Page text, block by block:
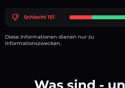
Schlecht 151
Diese Informationen dienen nur zu
Informationszwecken.
Was sind -